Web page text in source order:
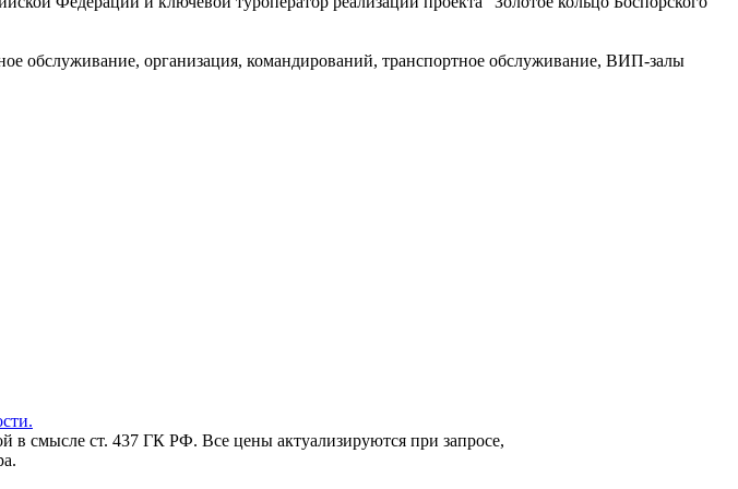
обслуживание, организация, командирований, транспортное обслуживание, ВИП-залы
в смысле ст. 437 ГК РФ. Все цены актуализируются при запросе,